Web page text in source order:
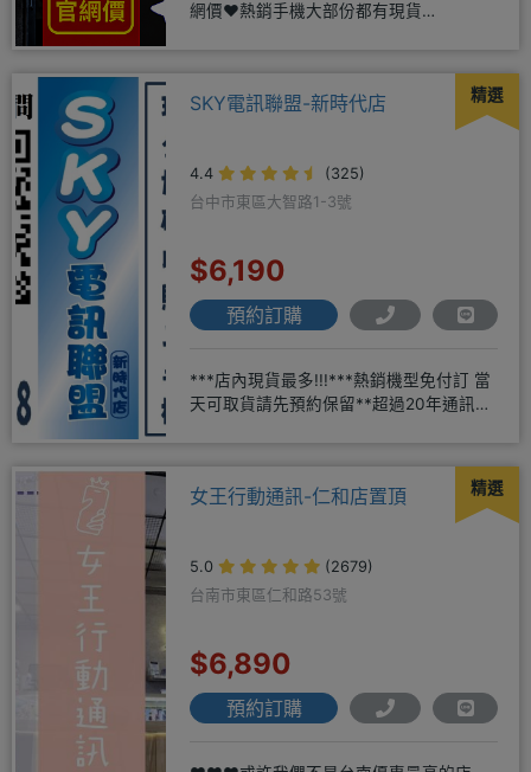
網價❤️熱銷手機大部份都有現貨
精選
SKY電訊聯盟-新時代店
4.4
(325)
台中市東區大智路1-3號
$6,190
預約訂購
***店內現貨最多!!!***熱銷機型免付訂 當
天可取貨請先預約保留**超過20年通訊經
精選
女王行動通訊-仁和店置頂
5.0
(2679)
台南市東區仁和路53號
$6,890
預約訂購